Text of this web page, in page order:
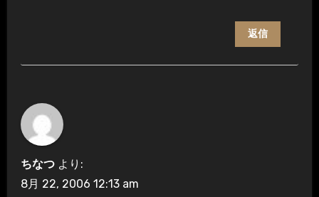
返信
ちなつ より:
8月 22, 2006 12:13 am